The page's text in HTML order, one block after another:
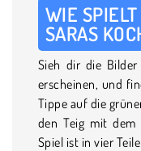
WIE
SARAS
Sieh dir die
erscheinen, und
Tippe auf die
den Teig mit dem
Spiel ist in vier